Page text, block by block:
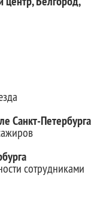
Санкт-Петербурга
сотрудниками